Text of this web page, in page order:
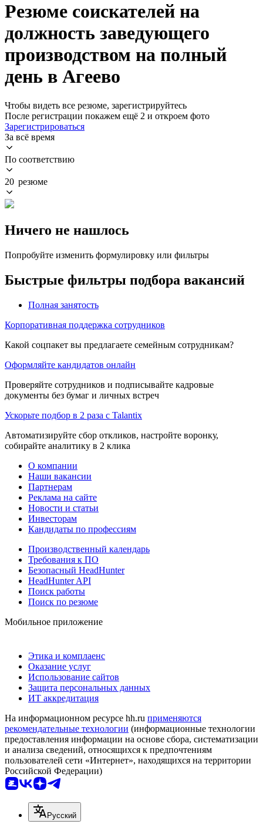
Резюме соискателей на
должность заведующего
производством на полный
день в Агеево
Чтобы видеть все резюме, зарегистрируйтесь
После регистрации покажем ещё 2 и откроем фото
Зарегистрироваться
За всё время
По соответствию
20 резюме
Ничего не нашлось
Попробуйте изменить формулировку или фильтры
Быстрые фильтры подбора вакансий
Полная занятость
Корпоративная поддержка сотрудников
Какой соцпакет вы предлагаете семейным сотрудникам?
Оформляйте кандидатов онлайн
Проверяйте сотрудников и подписывайте кадровые
документы без бумаг и личных встреч
Ускорьте подбор в 2 раза с Talantix
Автоматизируйте сбор откликов, настройте воронку,
собирайте аналитику в 2 клика
О компании
Наши вакансии
Партнерам
Реклама на сайте
Новости и статьи
Инвесторам
Кандидаты по профессиям
Производственный календарь
Требования к ПО
Безопасный HeadHunter
HeadHunter API
Поиск работы
Поиск по резюме
Мобильное приложение
Этика и комплаенс
Оказание услуг
Использование сайтов
Защита персональных данных
ИТ аккредитация
На информационном ресурсе hh.ru применяются
рекомендательные технологии (информационные технологии
предоставления информации на основе сбора, систематизации
и анализа сведений, относящихся к предпочтениям
пользователей сети «Интернет», находящихся на территории
Российской Федерации)
Русский